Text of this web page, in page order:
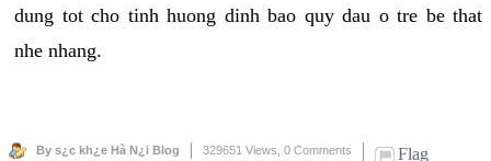
dung tot cho tinh huong dinh bao quy dau o tre be that
nhe nhang.
By s¿c kh¿e Hà N¿i Blog 329651 Views, 0 Comments Flag